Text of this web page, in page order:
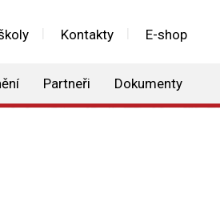
Kontakty E-shop
Partneři Dokumenty